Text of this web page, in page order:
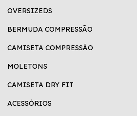
OVERSIZEDS
BERMUDA COMPRESSÃO
CAMISETA COMPRESSÃO
MOLETONS
CAMISETA DRY FIT
ACESSÓRIOS